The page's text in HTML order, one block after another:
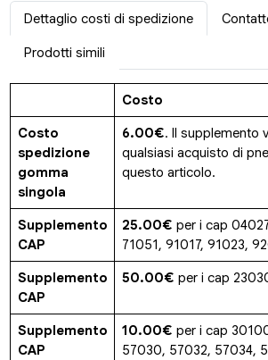
Dettaglio costi di spedizione
Prodotti simili
Costo
Costo
spedizione
gomma
singola
6.00€. Il supplemento
qualsiasi acquisto di
questo articolo.
Supplemento
CAP
25.00€ per i cap
71051, 91017, 91023,
Supplemento
CAP
50.00€ per i cap
Supplemento
CAP
10.00€ per i cap
57030, 57032, 57034,